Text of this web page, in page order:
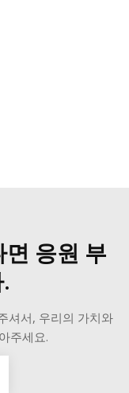
응원 부
셔서, 우리의 가치와
주세요.